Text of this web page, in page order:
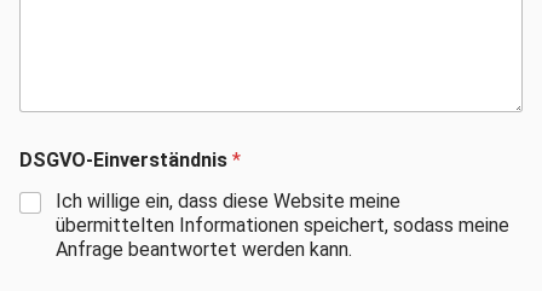
DSGVO-Einverständnis *
Ich willige ein, dass diese Website meine
übermittelten Informationen speichert, sodass meine
Anfrage beantwortet werden kann.